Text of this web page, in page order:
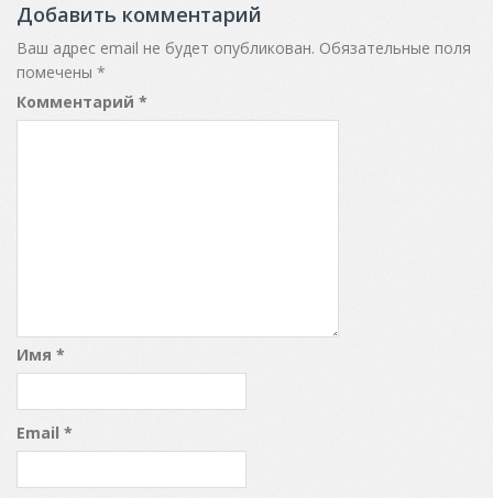
Добавить комментарий
Ваш адрес email не будет опубликован. Обязательные поля
помечены *
Комментарий *
Имя *
Email *